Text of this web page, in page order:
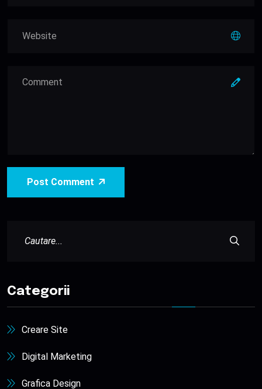
Post Comment
Categorii
Creare Site
Digital Marketing
Grafica Design